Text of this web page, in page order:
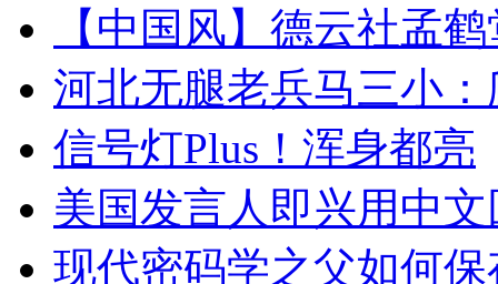
【中国风】德云社孟
河北无腿老兵马三小
信号灯Plus！浑身都亮
美国发言人即兴用中
现代密码学之父如何